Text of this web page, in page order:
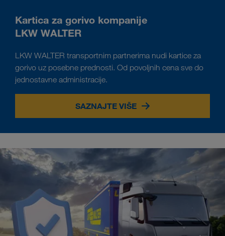
Kartica za gorivo kompanije
LKW WALTER
LKW WALTER transportnim partnerima nudi kartice za
gorivo uz posebne prednosti. Od povoljnih cena sve do
jednostavne administracije.
SAZNAJTE VIŠE